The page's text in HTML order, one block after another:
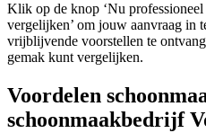
Klik op de knop ‘Nu
vergelijken’ om jouw aanvraag in
vrijblijvende voorstellen te
gemak kunt vergelijken.
Voordelen
schoonmaakbedrijf